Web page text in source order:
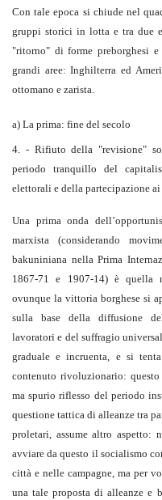
Con tale epoca si chiude nel
gruppi storici in lotta e tra due
"ritorno" di forme preborghesi
grandi aree: Inghilterra ed
ottomano e zarista.
a) La prima: fine del secolo
4. - Rifiuto della "revisione"
periodo tranquillo del
elettorali e della partecipazione
Una prima onda
marxista (considerando
bakuniniana nella Prima
1867-71 e 1907-14) è quella
ovunque la vittoria borghese si
sulla base della diffusione
lavoratori e del suffragio
graduale e incruenta, e si
contenuto rivoluzionario:
ma spurio riflesso del periodo
questione tattica di alleanze tra
proletari, assume altro aspetto:
avviare da questo il socialismo
città e nelle campagne, ma per
una tale proposta di alleanze e